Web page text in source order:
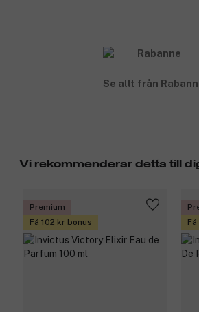
Se allt från
Vi rekommenderar detta till
Premium
Få 102 kr bonus